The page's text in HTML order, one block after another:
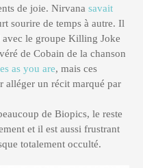
de joie. Nirvana savait
sourire de temps à autre. Il
le groupe Killing Joke
de Cobain de la chanson
as you are, mais ces
alléger un récit marqué par
de Biopics, le reste
et il est aussi frustrant
totalement occulté.